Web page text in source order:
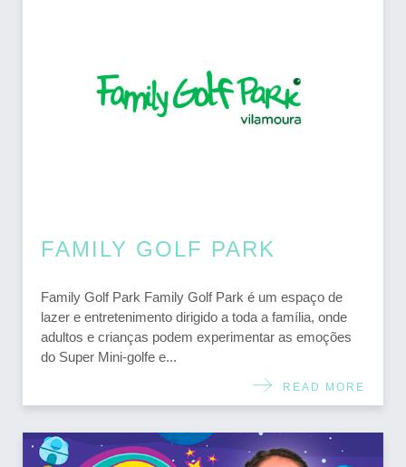
FAMILY GOLF PARK
Family Golf Park Family Golf Park é um espaço de
lazer e entretenimento dirigido a toda a família, onde
adultos e crianças podem experimentar as emoções
do Super Mini-golfe e...
READ MORE